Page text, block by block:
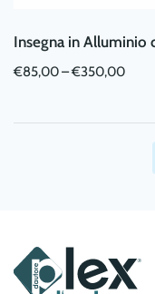
Insegna in Alluminio
€85,00–€350,00
possono
essere